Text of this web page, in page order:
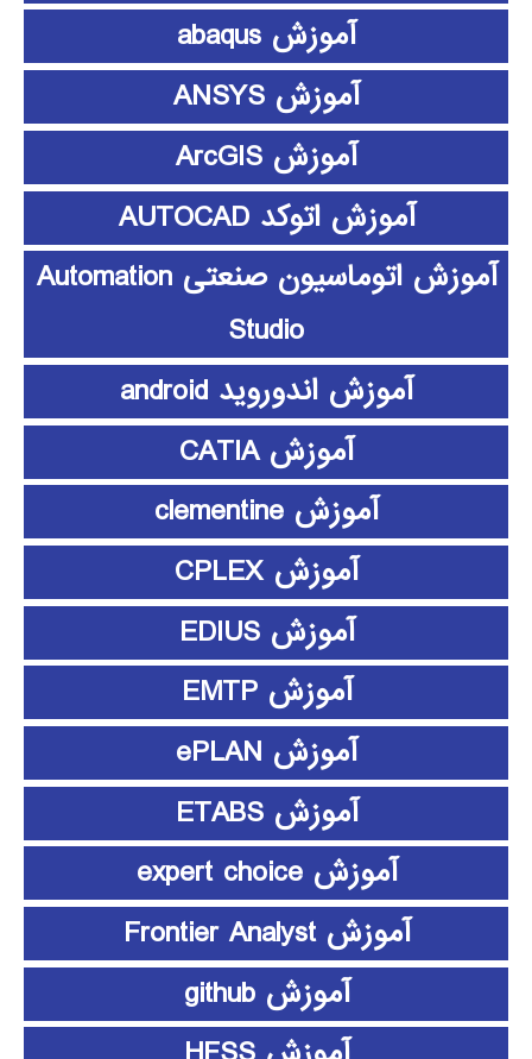
آموزش abaqus
آموزش ANSYS
آموزش ArcGIS
آموزش اتوکد AUTOCAD
آموزش اتوماسیون صنعتی Automation
Studio
آموزش اندوروید android
آموزش CATIA
آموزش clementine
آموزش CPLEX
آموزش EDIUS
آموزش EMTP
آموزش ePLAN
آموزش ETABS
آموزش expert choice
آموزش Frontier Analyst
آموزش github